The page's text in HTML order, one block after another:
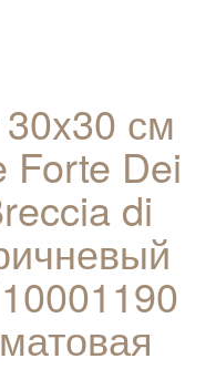
см
Forte Dei
di